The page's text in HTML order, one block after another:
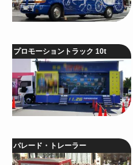
プロモーショントラック 10t
パレード・トレーラー